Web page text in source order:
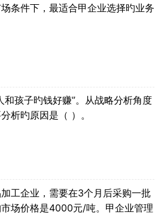
条件下，最适合甲企业选择旳业务
和孩子旳钱好赚”。从战略分析角度
析旳原因是（ ）。
工企业，需要在3个月后采购一批
场价格是4000元/吨。甲企业管理